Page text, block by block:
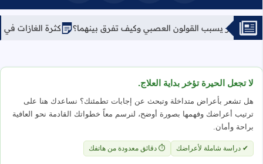
العصبي وكيف تفرق بينهما؟ كثرة الغازات في البطن والسحر:
لا تجعل الحيرة تؤخر بداية العلاج.
هل تشعر بأعراض متداخلة وتبحث عن إجابات تطمئنك؟ نساعدك هنا على
ترتيب أعراضك وفهمها بصورة أوضح، لنرسم معاً خطواتك القادمة نحو العافية
براحة وأمان.
✔ دراسة شاملة لأعراضك ⏱ دقائق معدودة من هاتفك